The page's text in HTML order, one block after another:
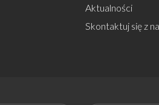
Aktualności
Skontaktuj się z